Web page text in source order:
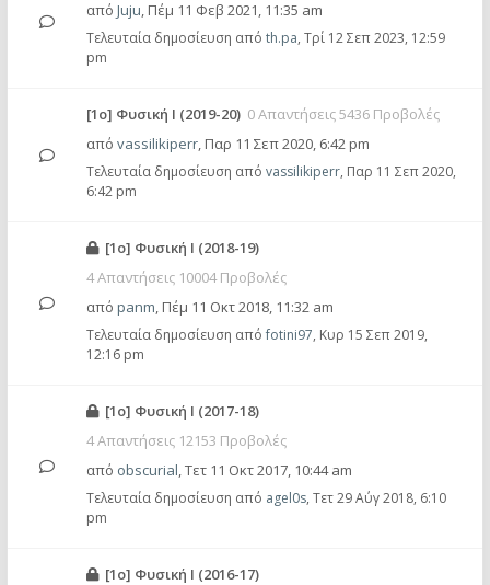
από Juju, Πέμ 11 Φεβ 2021, 11:35 am
Τελευταία δημοσίευση από th.pa, Τρί 12 Σεπ 2023, 12:59
pm
[1o] Φυσική Ι (2019-20) 0 Απαντήσεις 5436 Προβολές
από vassilikiperr, Παρ 11 Σεπ 2020, 6:42 pm
Τελευταία δημοσίευση από vassilikiperr, Παρ 11 Σεπ 2020,
6:42 pm
[1o] Φυσική Ι (2018-19)
4 Απαντήσεις 10004 Προβολές
από panm, Πέμ 11 Οκτ 2018, 11:32 am
Τελευταία δημοσίευση από fotini97, Κυρ 15 Σεπ 2019,
12:16 pm
[1o] Φυσική Ι (2017-18)
4 Απαντήσεις 12153 Προβολές
από obscurial,Τετ 11 Οκτ 2017, 10:44 am
Τελευταία δημοσίευση από agel0s, Τετ 29 Αύγ 2018, 6:10
pm
[1o] Φυσική Ι (2016-17)